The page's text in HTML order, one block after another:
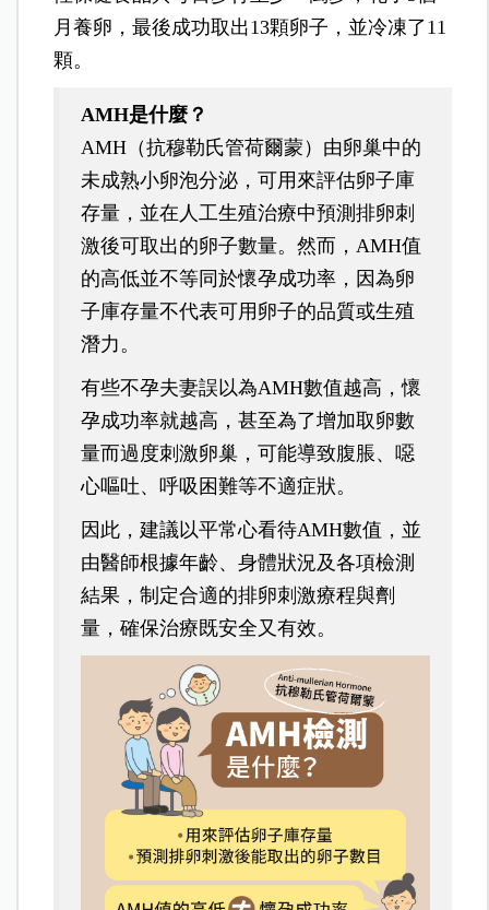
月養卵，最後成功取出13顆卵子，並冷凍了11
顆。
AMH是什麼？
AMH（抗穆勒氏管荷爾蒙）由卵巢中的
未成熟小卵泡分泌，可用來評估卵子庫
存量，並在人工生殖治療中預測排卵刺
激後可取出的卵子數量。然而，AMH值
的高低並不等同於懷孕成功率，因為卵
子庫存量不代表可用卵子的品質或生殖
潛力。
有些不孕夫妻誤以為AMH數值越高，懷
孕成功率就越高，甚至為了增加取卵數
量而過度刺激卵巢，可能導致腹脹、噁
心嘔吐、呼吸困難等不適症狀。
因此，建議以平常心看待AMH數值，並
由醫師根據年齡、身體狀況及各項檢測
結果，制定合適的排卵刺激療程與劑
量，確保治療既安全又有效。